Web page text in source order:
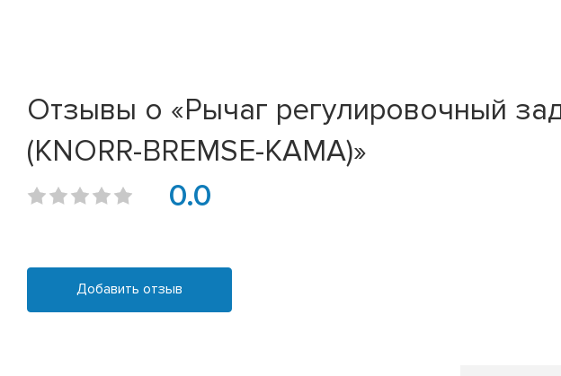
Отзывы о «Рычаг регулировочный
(KNORR-BREMSE-КАМА)»
0.0
Добавить отзыв